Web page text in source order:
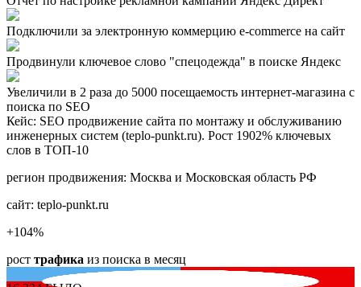
Подключили за электронную коммерцию e-commerce на сайт
Продвинули ключевое слово "спецодежда" в поиске Яндекс
Увеличили в 2 раза до 5000 посещаемость интернет-магазина с
поиска по SEO
Кейс: SEO продвижение сайта по монтажу и обслуживанию
инженерных систем (teplo-punkt.ru). Рост 1902% ключевых
слов в ТОП-10
регион продвижения: Москва и Московская область РФ
сайт: teplo-punkt.ru
+104%
рост трафика из поиска в месяц